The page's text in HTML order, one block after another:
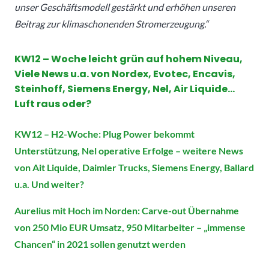
unser Geschäftsmodell gestärkt und erhöhen unseren
Beitrag zur klimaschonenden Stromerzeugung.“
KW12 – Wocheleicht grün auf hohem Niveau,
Viele News u.a. von Nordex, Evotec, Encavis,
Steinhoff, Siemens Energy, Nel, Air Liquide…
Luft raus oder?
KW12 – H2-Woche: Plug Power bekommt
Unterstützung, Nel operative Erfolge – weitere News
von Ait Liquide, Daimler Trucks, Siemens Energy, Ballard
u.a. Und weiter?
Aurelius mit Hoch im Norden: Carve-out Übernahme
von 250 Mio EUR Umsatz, 950 Mitarbeiter – „immense
Chancen“ in 2021 sollen genutzt werden